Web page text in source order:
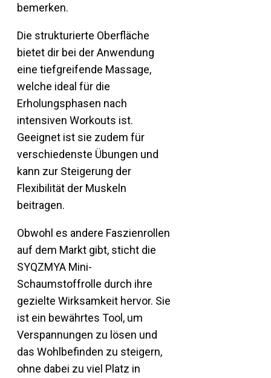
bemerken.
Die strukturierte Oberfläche
bietet dir bei der Anwendung
eine tiefgreifende Massage,
welche ideal für die
Erholungsphasen nach
intensiven Workouts ist.
Geeignet ist sie zudem für
verschiedenste Übungen und
kann zur Steigerung der
Flexibilität der Muskeln
beitragen.
Obwohl es andere Faszienrollen
auf dem Markt gibt, sticht die
SYQZMYA Mini-
Schaumstoffrolle durch ihre
gezielte Wirksamkeit hervor. Sie
ist ein bewährtes Tool, um
Verspannungen zu lösen und
das Wohlbefinden zu steigern,
ohne dabei zu viel Platz in